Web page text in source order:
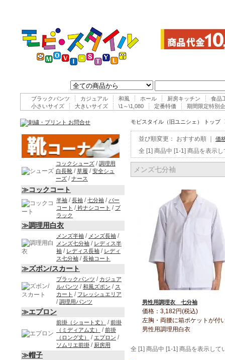
ブラックパンツ カジュアル 和風 ホール 厨房キッチン
食品
小さいサイズ
大きいサイズ \1～\1,080 定番特価 期間限定特別
モビスタイル（旧ユニシェ） トップ
並び順変更： おすすめ順 価
全 [1] 商品中 [1-1] 商品を表示
メンズ七分袖
男性用調理衣 七分袖
価格：3,182円(税込)
左胸・両腰に箱ポケットが付
男性用調理用白衣
全 [1] 商品中 [1-1] 商品を表示して
コックシューズ /調理用
白長靴 /草履 /安全シュ
ーズ /ナース
≫コックコート
半袖 /長袖 /七分袖 / バー
コート /衿ナシコート / ブ
ラック
≫調理用白衣
メンズ半袖 / メンズ長袖 /
メンズ七分袖 / レディス半
袖 / レディス長袖 / レディ
ス七分袖 /長袖コート
≫ズボン/スカート
ブラックパンツ / カジュア
ルパンツ /和風ズボン / ス
カート / フレッシュエリア
/調理用パンツ
≫エプロン
前掛（ショート丈） /前掛
（ミディアム丈）
/前掛
（ロング丈）
/ エプロン /
ソムリエ前掛 / 厨房用
≫帽子